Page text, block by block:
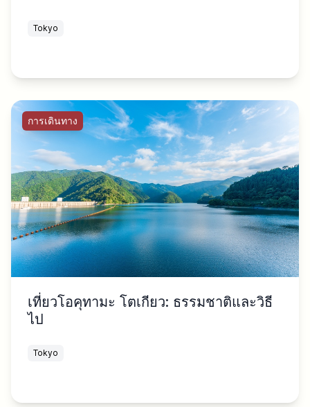
Tokyo
การเดินทาง
เที่ยวโอคุทามะ โตเกียว: ธรรมชาติและวิธี
ไป
Tokyo